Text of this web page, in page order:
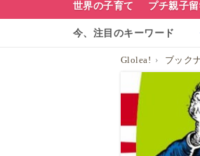
世界の子育て プチ親子
今、注目のキーワード
Glolea! ブック